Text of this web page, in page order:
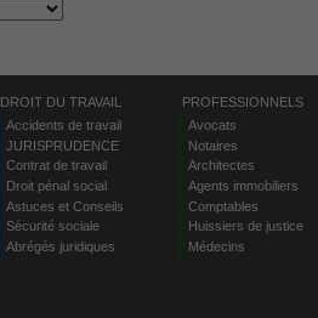
DROIT DU TRAVAIL
Accidents de travail
JURISPRUDENCE
Contrat de travail
Droit pénal social
Astuces et Conseils
Sécurité sociale
Abrégés juridiques
PROFESSIONNELS
Avocats
Notaires
Architectes
Agents immobiliers
Comptables
Huissiers de justice
Médecins